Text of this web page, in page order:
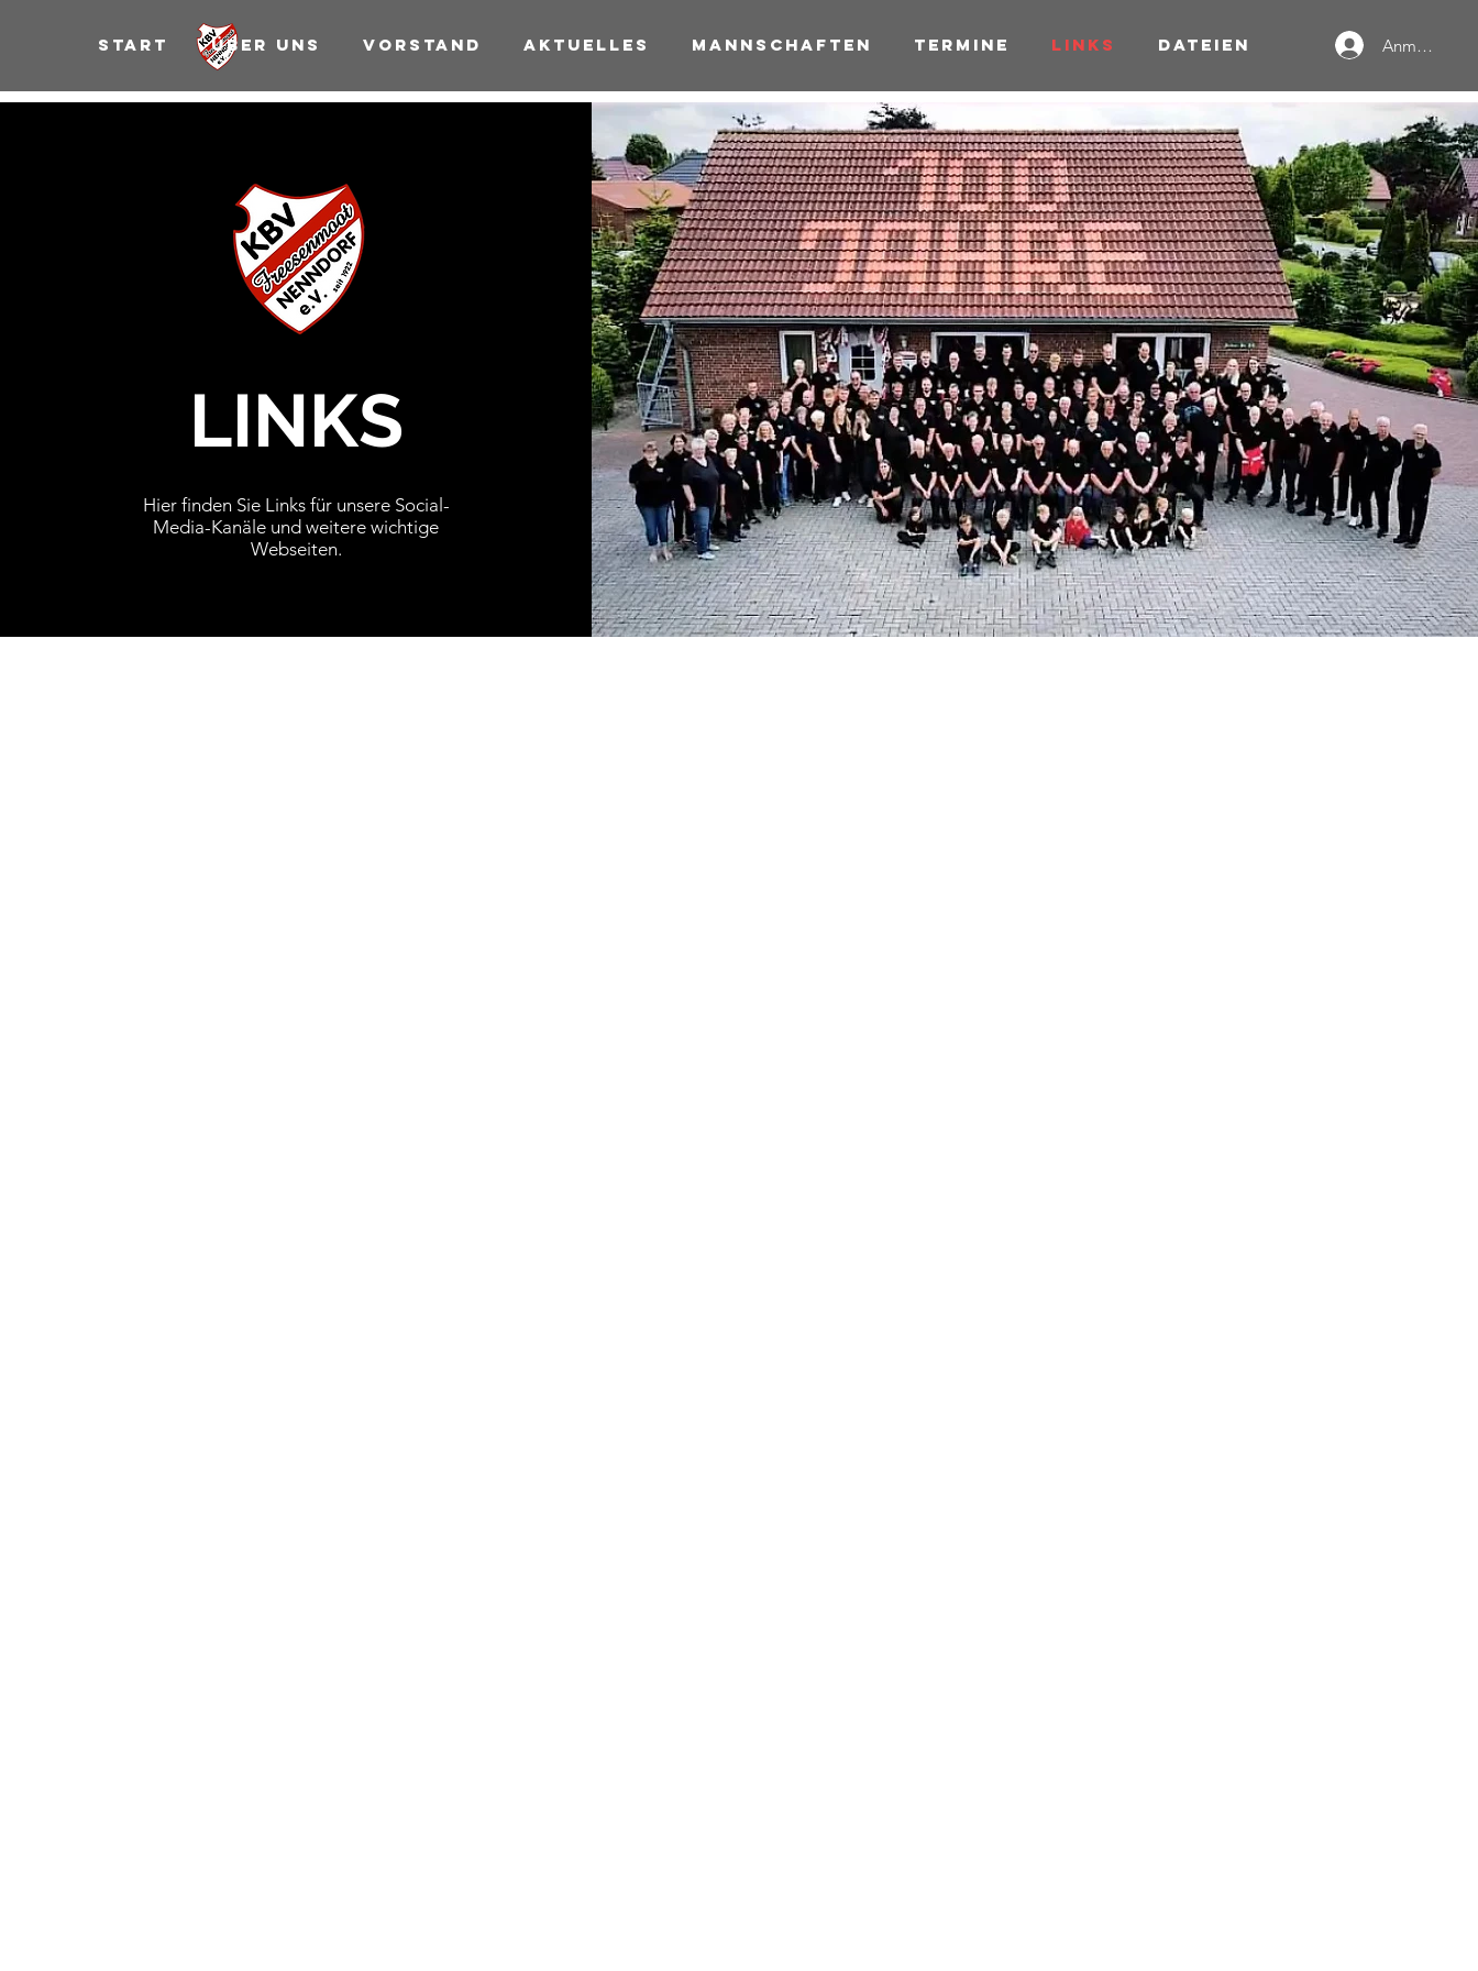
Start Über uns Vorstand Aktuelles Mannschaften Termine Links Dateien Anmelden
LINKS
Hier finden Sie Links für unsere Social-
Media-Kanäle und weitere wichtige
Webseiten.